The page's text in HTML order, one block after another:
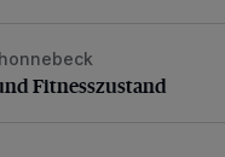
Fitnesszustand
Fitnesszustand